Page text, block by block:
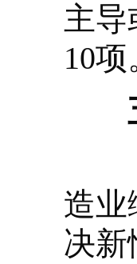
主导
10
（
造业
决新